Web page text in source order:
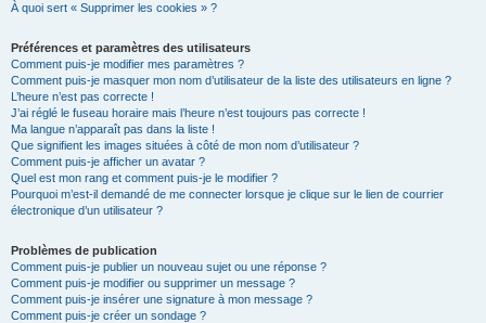
À quoi sert « Supprimer les cookies » ?
Préférences et paramètres des utilisateurs
Comment puis-je modifier mes paramètres ?
Comment puis-je masquer mon nom d’utilisateur de la liste des utilisateurs en ligne ?
L’heure n’est pas correcte !
J’ai réglé le fuseau horaire mais l’heure n’est toujours pas correcte !
Ma langue n’apparaît pas dans la liste !
Que signifient les images situées à côté de mon nom d’utilisateur ?
Comment puis-je afficher un avatar ?
Quel est mon rang et comment puis-je le modifier ?
Pourquoi m’est-il demandé de me connecter lorsque je clique sur le lien de courrier
électronique d’un utilisateur ?
Problèmes de publication
Comment puis-je publier un nouveau sujet ou une réponse ?
Comment puis-je modifier ou supprimer un message ?
Comment puis-je insérer une signature à mon message ?
Comment puis-je créer un sondage ?